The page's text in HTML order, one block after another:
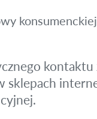
sklepach